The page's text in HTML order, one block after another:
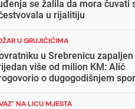
se žalila da mora čuvati
u rijalitiju
U GRUJIČIĆIMA
u Srebrenicu
više od milion KM: Alić
o dugogodišnjem
NA LICU MJESTA